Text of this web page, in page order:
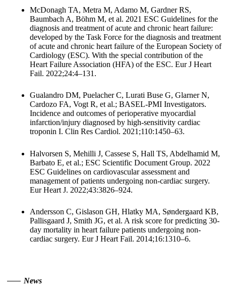
McDonagh TA, Metra M, Adamo M, Gardner RS,
Baumbach A, Böhm M, et al. 2021 ESC Guidelines for the
diagnosis and treatment of acute and chronic heart failure:
developed by the Task Force for the diagnosis and treatment
of acute and chronic heart failure of the European Society of
Cardiology (ESC). With the special contribution of the
Heart Failure Association (HFA) of the ESC. Eur J Heart
Fail. 2022;24:4–131.
Gualandro DM, Puelacher C, Lurati Buse G, Glarner N,
Cardozo FA, Vogt R, et al.; BASEL-PMI Investigators.
Incidence and outcomes of perioperative myocardial
infarction/injury diagnosed by high-sensitivity cardiac
troponin I. Clin Res Cardiol. 2021;110:1450–63.
Halvorsen S, Mehilli J, Cassese S, Hall TS, Abdelhamid M,
Barbato E, et al.; ESC Scientific Document Group. 2022
ESC Guidelines on cardiovascular assessment and
management of patients undergoing non-cardiac surgery.
Eur Heart J. 2022;43:3826–924.
Andersson C, Gislason GH, Hlatky MA, Søndergaard KB,
Pallisgaard J, Smith JG, et al. A risk score for predicting 30-
day mortality in heart failure patients undergoing non-
cardiac surgery. Eur J Heart Fail. 2014;16:1310–6.
News